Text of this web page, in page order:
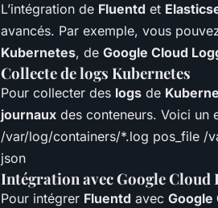
L’intégration de Fluentd et
avancés. Par exemple, vous
Kubernetes, de Google Cloud
Collecte de logs Kubernetes
Pour collecter des logs de
journaux des conteneurs. Voici un
/var/log/containers/*.log pos_file /
json
Intégration avec Google Cloud
Pour intégrer Fluentd avec Google